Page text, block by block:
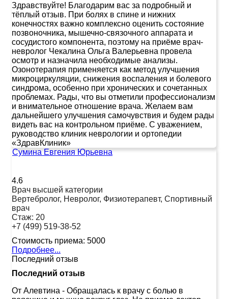
Здравствуйте! Благодарим вас за подробный и
тёплый отзыв. При болях в спине и нижних
конечностях важно комплексно оценить состояние
позвоночника, мышечно-связочного аппарата и
сосудистого компонента, поэтому на приёме врач-
невролог Чекалина Ольга Валерьевна провела
осмотр и назначила необходимые анализы.
Озонотерапия применяется как метод улучшения
микроциркуляции, снижения воспаления и болевого
синдрома, особенно при хронических и сочетанных
проблемах. Рады, что вы отметили профессионализм
и внимательное отношение врача. Желаем вам
дальнейшего улучшения самочувствия и будем рады
видеть вас на контрольном приёме. С уважением,
руководство клиник неврологии и ортопедии
«ЗдравКлиник»
Сумина Евгения Юрьевна
4.6
Врач высшей категории
Вертебролог, Невролог, Физиотерапевт, Спортивный
врач
Стаж: 20
+7 (499) 519-38-52
Стоимость приема: 5000
Подробнее...
Последний отзыв
Последний отзыв
От Алевтина - Обращалась к врачу с болью в